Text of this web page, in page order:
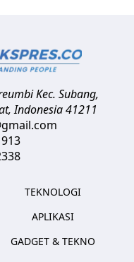
Kec. Subang,
,Indonesia41211
TEKNOLOGI
APLIKASI
GADGET & TEKNO